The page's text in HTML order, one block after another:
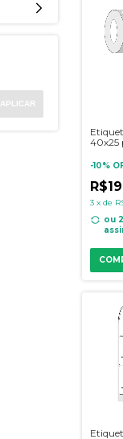
APLICAR
40x25
barras
-10%
3 x de
ou